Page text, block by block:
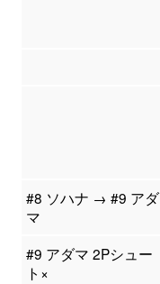
#8 ソハナ → #9 アダ
マ
#9 アダマ 2Pシュー
ト×